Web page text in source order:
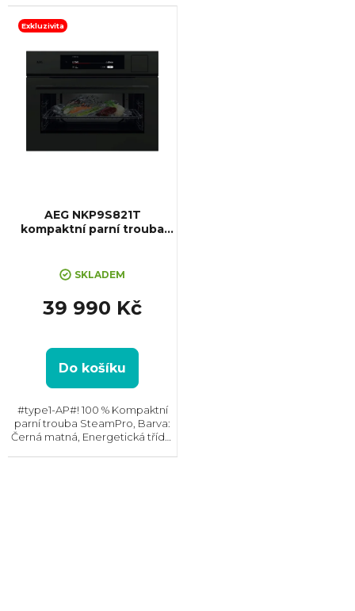
(VxŠxH): 455x559x543 mm,
Exkluzivita
AEG NKP9S821T
kompaktní parní trouba
SKLADEM
39 990 Kč
Do košíku
#type1-AP#! 100 % Kompaktní
parní trouba SteamPro, Barva:
Černá matná, Energetická třída: